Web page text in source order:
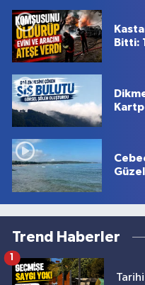
Bitti:
Trend Haberler
1